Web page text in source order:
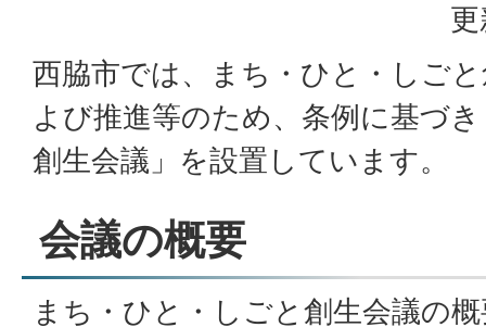
西脇市では、まち・ひと・しご
よび推進等のため、条例に基づ
創生会議」を設置しています。
会議の概要
まち・ひと・しごと創生会議の